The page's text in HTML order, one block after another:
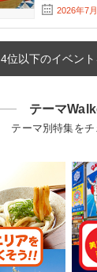
2026年7
4位以下のイベント
テーマ
テーマ別特集をチ